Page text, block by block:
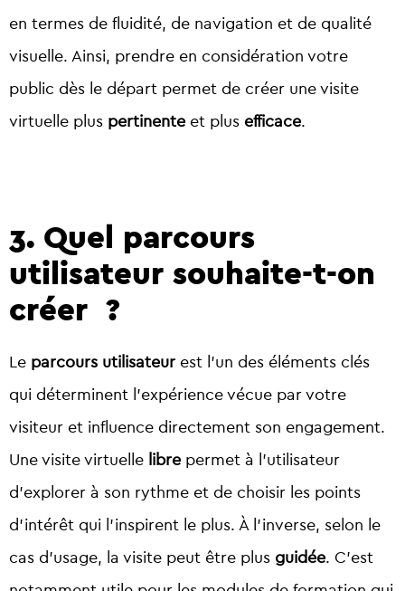
en termes de fluidité, de navigation et de qualité
visuelle. Ainsi, prendre en considération votre
public dès le départ permet de créer une visite
virtuelle plus pertinente et plus efficace.
3. Quel parcours
utilisateur souhaite-t-on
créer ?
Le parcours utilisateur est l’un des éléments clés
qui déterminent l’expérience vécue par votre
visiteur et influence directement son engagement.
Une visite virtuelle libre permet à l’utilisateur
d’explorer à son rythme et de choisir les points
d’intérêt qui l’inspirent le plus. À l’inverse, selon le
cas d’usage, la visite peut être plus guidée. C’est